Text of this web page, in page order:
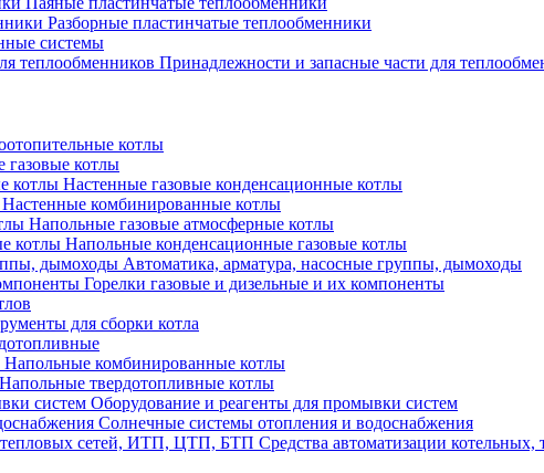
Разборные пластинчатые теплообменники
системы
Принадлежности и запасные части для
котлы
газовые котлы
Настенные газовые конденсационные котлы
Настенные комбинированные котлы
Напольные газовые атмосферные котлы
Напольные конденсационные газовые котлы
Автоматика, арматура, насосные группы, дымоходы
Горелки газовые и дизельные и их компоненты
для сборки котла
Напольные комбинированные котлы
Напольные твердотопливные котлы
Оборудование и реагенты для промывки систем
Солнечные системы отопления и водоснабжения
Средства автоматизации